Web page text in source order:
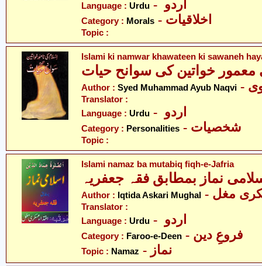
Language : Urdu
Category : Morals - اخلاقیات
Topic :
Islami ki namwar khawateen ki sawaneh
Author : Syed Muhammad Ayub Naqvi
Translator :
Language : Urdu
Category : Personalities - شخصیات
Topic :
Islami namaz ba mutabiq fiqh-e-Jafria
Author : Iqtida Askari Mughal مغل
Translator :
Language : Urdu
Category : Faroo-e-Deen - فروعِ دین
Topic : Namaz